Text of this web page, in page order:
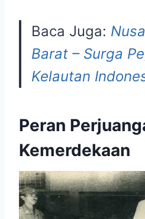
Baca Juga:
Barat – Surga
Kelautan
Peran
Kemerdekaan